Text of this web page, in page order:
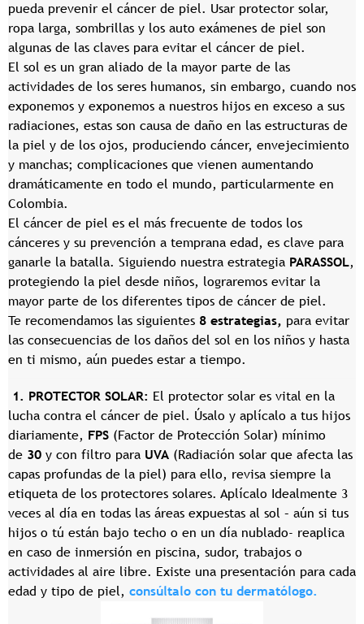
pueda prevenir el cáncer de piel. Usar protector solar,
ropa larga, sombrillas y los auto exámenes de piel son
algunas de las claves para evitar el cáncer de piel.
El sol es un gran aliado de la mayor parte de las
actividades de los seres humanos, sin embargo, cuando nos
exponemos y exponemos a nuestros hijos en exceso a sus
radiaciones, estas son causa de daño en las estructuras de
la piel y de los ojos, produciendo cáncer, envejecimiento
y manchas; complicaciones que vienen aumentando
dramáticamente en todo el mundo, particularmente en
Colombia.
El cáncer de piel es el más frecuente de todos los
cánceres y su prevención a temprana edad, es clave para
ganarle la batalla. Siguiendo nuestra estrategia PARASSOL,
protegiendo la piel desde niños, lograremos evitar la
mayor parte de los diferentes tipos de cáncer de piel.
Te recomendamos las siguientes 8 estrategias, para evitar
las consecuencias de los daños del sol en los niños y hasta
en ti mismo, aún puedes estar a tiempo.
1. PROTECTOR SOLAR: El protector solar es vital en la
lucha contra el cáncer de piel. Úsalo y aplícalo a tus hijos
diariamente, FPS (Factor de Protección Solar) mínimo
de 30 y con filtro para UVA (Radiación solar que afecta las
capas profundas de la piel) para ello, revisa siempre la
etiqueta de los protectores solares. Aplícalo Idealmente 3
veces al día en todas las áreas expuestas al sol – aún si tus
hijos o tú están bajo techo o en un día nublado- reaplica
en caso de inmersión en piscina, sudor, trabajos o
actividades al aire libre. Existe una presentación para cada
edad y tipo de piel, consúltalo con tu dermatólogo.